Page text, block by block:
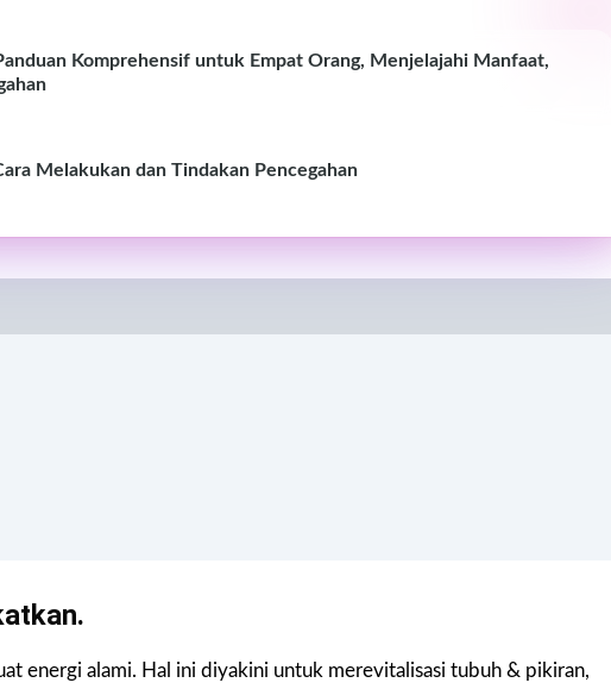
Komprehensif untuk Empat Orang, Menjelajahi Manfaat,
Melakukan dan Tindakan Pencegahan
energi alami. Hal ini diyakini untuk merevitalisasi tubuh & pikiran,